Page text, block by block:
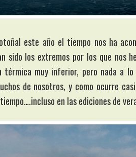
este año el tiempo nos ha
sido los extremos por los que nos
térmica muy inferior, pero nada a
de nosotros, y como ocurre
en las ediciones de